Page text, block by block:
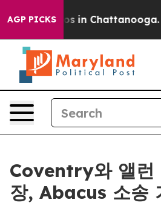
AGP PICKS
Chaos in Chattanooga.
Coventry와 앨런
장, Abacus 소송